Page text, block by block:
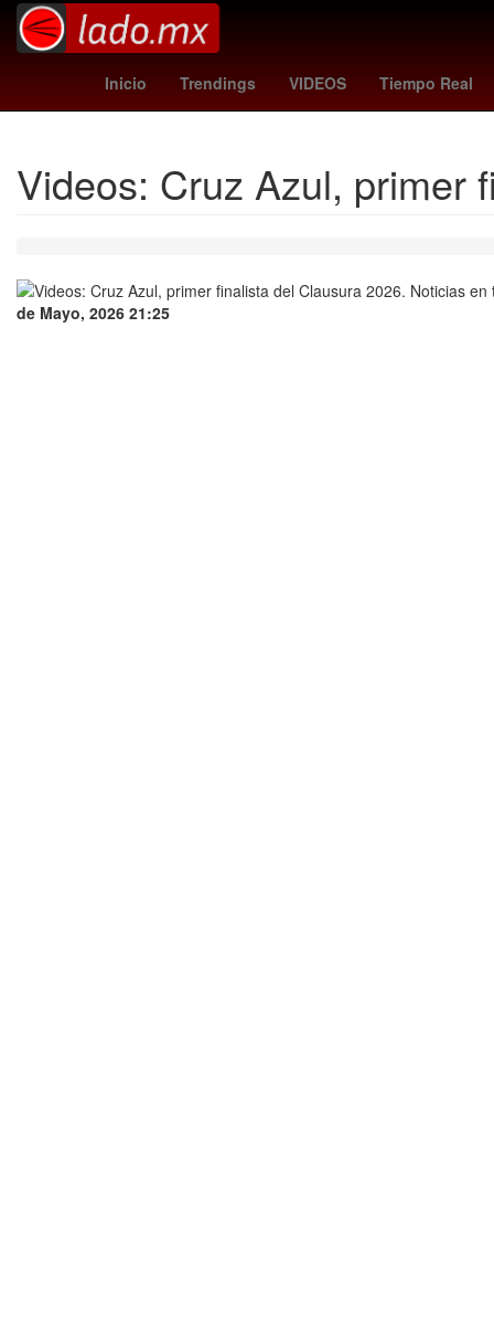
Inicio Trendings VIDEOS Tiempo Real
Rocha Moya festividad Iglesia católica
Videos: Cruz Azul, primer
de Mayo, 2026 21:25